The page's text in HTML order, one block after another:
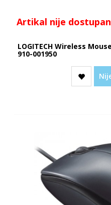
Artikal nije dostupan
LOGITECH Wireless
910-001950